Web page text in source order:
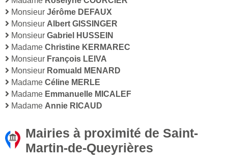
Monsieur Jérôme DEFAUX
Monsieur Albert GISSINGER
Monsieur Gabriel HUSSEIN
Madame Christine KERMAREC
Monsieur François LEIVA
Monsieur Romuald MENARD
Madame Céline MERLE
Madame Emmanuelle MICALEF
Madame Annie RICAUD
Mairies à proximité de Saint-
Martin-de-Queyrières